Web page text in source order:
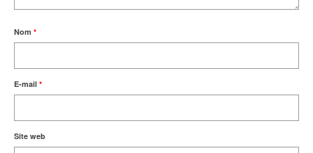
Nom *
E-mail *
Site web